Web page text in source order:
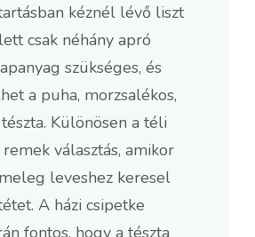
kéznél lévő liszt
csak néhány apró
szükséges, és
a puha, morzsalékos,
Különösen a téli
választás, amikor
leveshez keresel
A házi csipetke
fontos, hogy a tészta